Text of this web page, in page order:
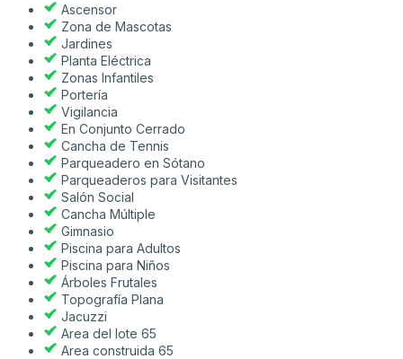
Ascensor
Zona de Mascotas
Jardines
Planta Eléctrica
Zonas Infantiles
Portería
Vigilancia
En Conjunto Cerrado
Cancha de Tennis
Parqueadero en Sótano
Parqueaderos para Visitantes
Salón Social
Cancha Múltiple
Gimnasio
Piscina para Adultos
Piscina para Niños
Árboles Frutales
Topografía Plana
Jacuzzi
Area del lote 65
Area construida 65